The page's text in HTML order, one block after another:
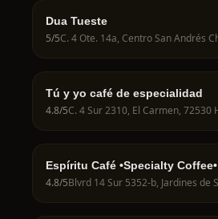
Dua Tueste
5/5
Tú y yo café de especialidad
4.8/5
Espíritu Café •Specialty Coffee•
4.8/5